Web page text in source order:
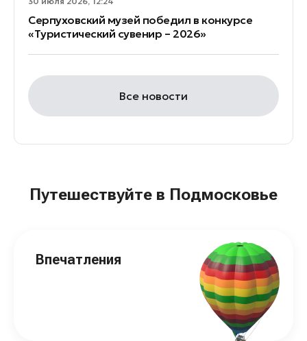
Серпуховский музей победил в конкурсе
«Туристический сувенир – 2026»
Все новости
Путешествуйте в Подмосковье
Впечатления